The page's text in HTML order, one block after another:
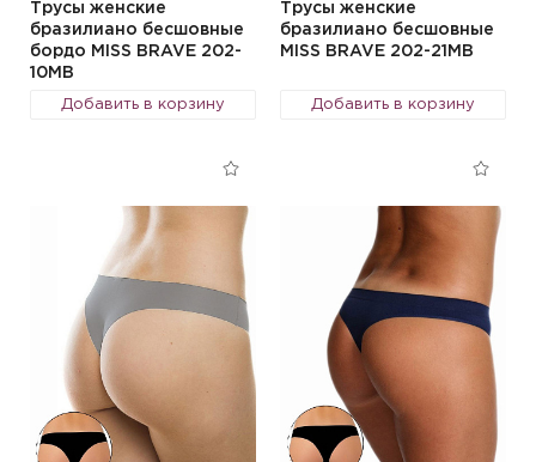
Трусы женские
бразилиано бесшовные
бордо MISS BRAVE 202-
10MB
Добавить в корзину
Трусы женские
бразилиано бесшовные
MISS BRAVE 202-21MB
Добавить в корзину